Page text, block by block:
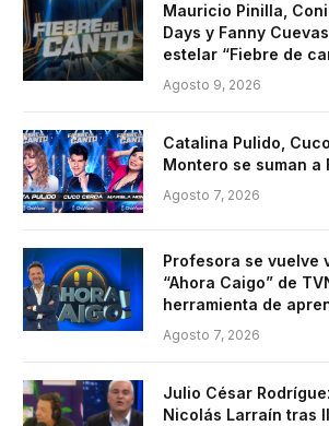
Mauricio Pinilla,
Days y Fanny
estelar “Fiebre de
Agosto 9, 2026
Catalina Pulido,
Montero se suman a
Agosto 7, 2026
Profesora se vuelve
“Ahora Caigo” de
herramienta de
Agosto 7, 2026
Julio César
Nicolás Larraín tras